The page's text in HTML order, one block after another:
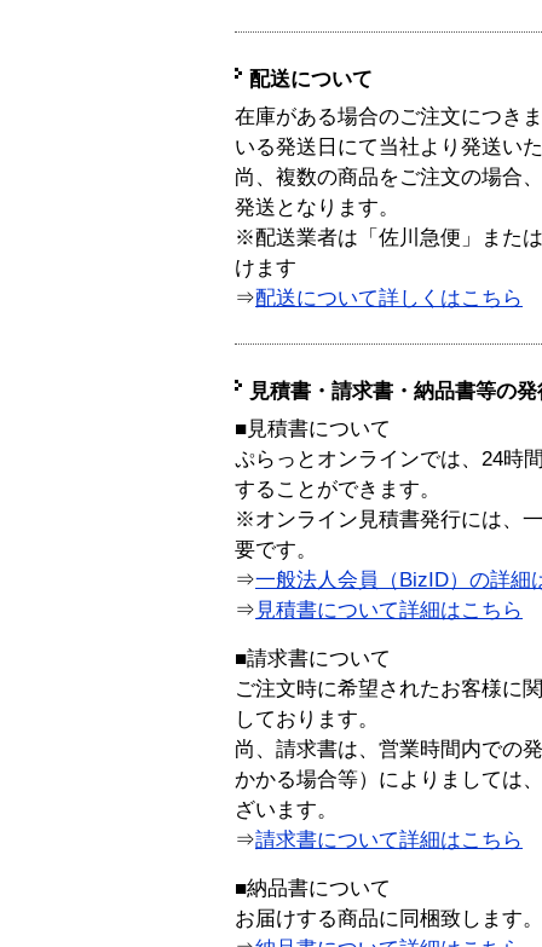
配送について
在庫がある場合のご注文につき
いる発送日にて当社より発送い
尚、複数の商品をご注文の場合
発送となります。
※配送業者は「佐川急便」また
けます
⇒配送について詳しくはこちら
見積書・請求書・納品書等の
■見積書について
ぷらっとオンラインでは、24時
することができます。
※オンライン見積書発行には、
要です。
⇒一般法人会員（BizID）の詳細
⇒ 見積書について詳細はこちら
■請求書について
ご注文時に希望されたお客様に
しております。
尚、請求書は、営業時間内での
かかる場合等）によりましては
ざいます。
⇒請求書について詳細はこちら
■納品書について
お届けする商品に同梱致します。